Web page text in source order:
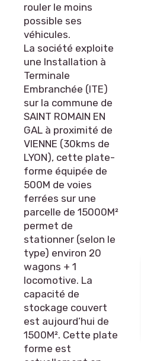
rouler le moins
possible ses
véhicules.
La société exploite
une Installation à
Terminale
Embranchée (ITE)
sur la commune de
SAINT ROMAIN EN
GAL à proximité de
VIENNE (30kms de
LYON), cette plate-
forme équipée de
500M de voies
ferrées sur une
parcelle de 15000M²
permet de
stationner (selon le
type) environ 20
wagons + 1
locomotive. La
capacité de
stockage couvert
est aujourd’hui de
1500M². Cette plate
forme est